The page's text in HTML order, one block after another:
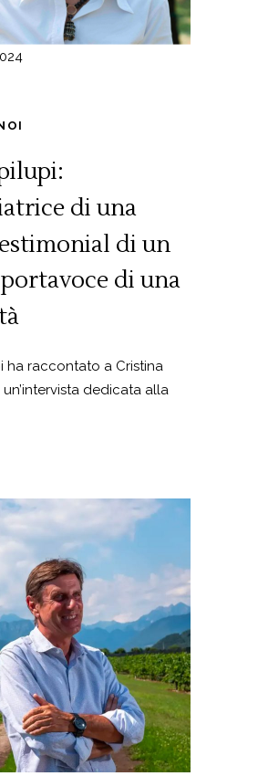
di una
di un
di una
ha raccontato a Cristina
un’intervista dedicata alla